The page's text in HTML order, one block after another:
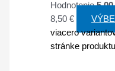
Hodnotenie5.00
8,50€
viacero
stránke